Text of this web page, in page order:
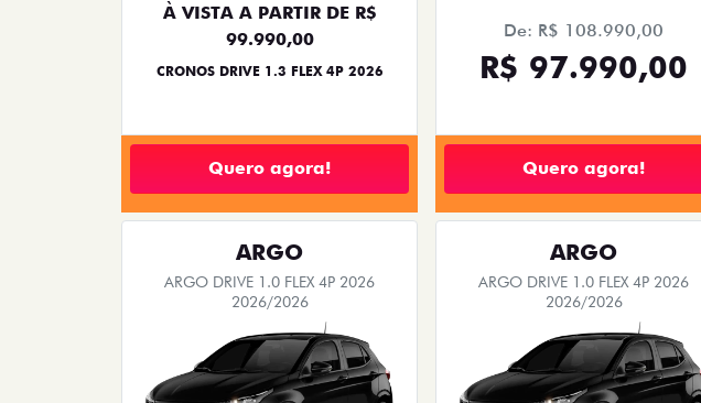
À VISTA A PARTIR DE R$
99.990,00
CRONOS DRIVE 1.3 FLEX 4P 2026
Quero agora!
De: R$ 108.990,00
R$ 97.990,00
Quero agora!
ARGO
ARGO DRIVE 1.0 FLEX 4P 2026
2026/2026
ARGO
ARGO DRIVE 1.0 FLEX 4P 2026
2026/2026